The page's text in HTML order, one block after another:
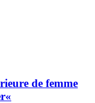
de femme